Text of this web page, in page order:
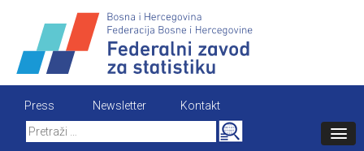
content
Press Newsletter
Kontakt
Search
for: